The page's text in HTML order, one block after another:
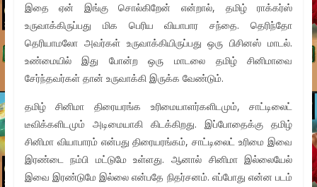
இதை ஏன் இங்கு சொல்கிறேன் என்றால், தமிழ் ராக்கர்ஸ்
உருவாக்கிருப்பது மிக பெரிய வியாபார சந்தை. தெரிந்தோ
தெரியாமலோ அவர்கள் உருவாக்கியிருப்பது ஒரு பிசினஸ் மாடல்.
உண்மையில் இது போன்ற ஒரு மாடலை தமிழ் சினிமாவை
சேர்ந்தவர்கள் தான் உருவாக்கி இருக்க வேண்டும்.
தமிழ் சினிமா திரையரங்க உரிமையாளர்களிடமும், சாட்டிலைட்
டீவிக்களிடமும் அடிமையாகி கிடக்கிறது. இப்போதைக்கு தமிழ்
சினிமா வியாபாரம் என்பது திரையரங்கம், சாட்டிலைட் உரிமை இவை
இரண்டை நம்பி மட்டுமே உள்ளது. ஆனால் சினிமா இல்லையேல்
இவை இரண்டுமே இல்லை என்பதே நிதர்சனம். எப்போது என்ன படம்